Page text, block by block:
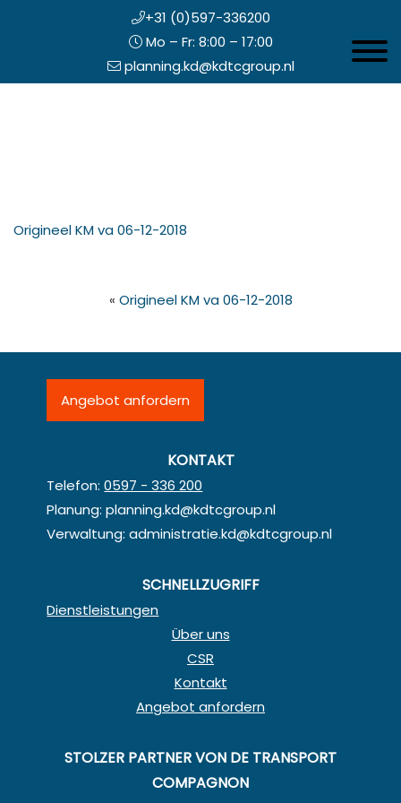
+31 (0)597-336200
Mo – Fr: 8:00 – 17:00
planning.kd@kdtcgroup.nl
Origineel KM va 06-12-2018
« Origineel KM va 06-12-2018
Angebot anfordern
KONTAKT
Telefon:0597 - 336 200
Planung:planning.kd@kdtcgroup.nl
Verwaltung:administratie.kd@kdtcgroup.nl
SCHNELLZUGRIFF
Dienstleistungen
Über uns
CSR
Kontakt
Angebot anfordern
STOLZER PARTNER VON DE TRANSPORT
COMPAGNON